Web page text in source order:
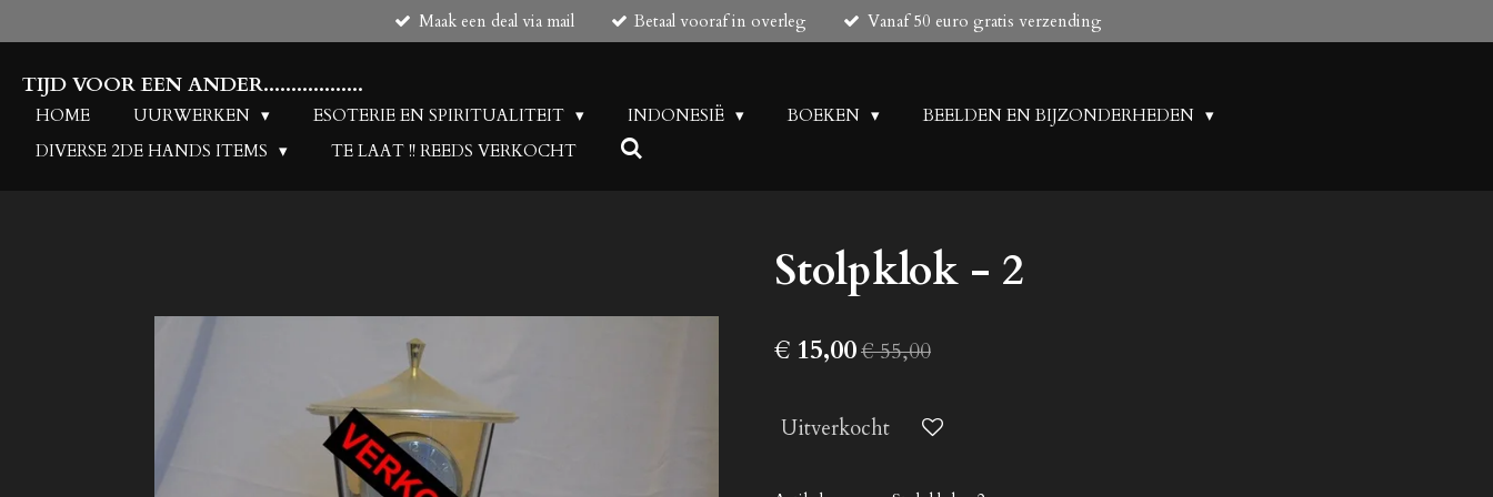
direct
de
hoofdinhoud
Maak een deal via mail Betaal vooraf in overleg Vanaf 50 euro gratis verzending
TIJD VOOR EEN ANDER..................
HOME UURWERKEN ESOTERIE EN SPIRITUALITEIT INDONESIË BOEKEN
BEELDEN EN BIJZONDERHEDEN
DIVERSE 2DE HANDS ITEMS
TE LAAT !! REEDS VERKOCHT
Stolpklok - 2
€ 15,00€ 55,00
Uitverkocht